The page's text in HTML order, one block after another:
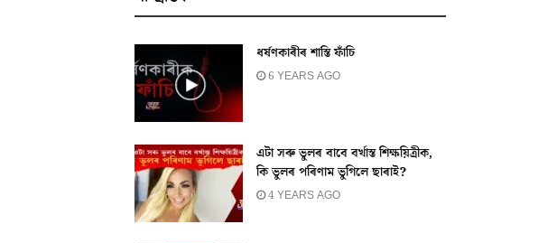
ধৰ্ষণকাৰীৰ শাস্তি ফাঁচি
6 YEARS AGO
এটা সৰু ভুলৰ বাবে বৰ্খাস্ত শিক্ষয়িত্ৰীক,
কি ভুলৰ পৰিণাম ভুগিলে ছাৰাই?
4 YEARS AGO